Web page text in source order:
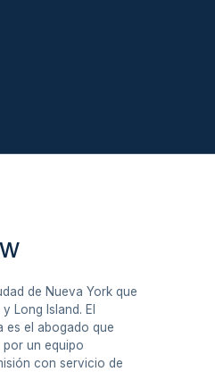
de Nueva York que
Long Island. El
es el abogado que
un equipo
con servicio de